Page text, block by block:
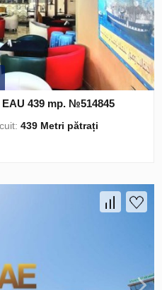
439 mp. №514845
439 Metri pătrați